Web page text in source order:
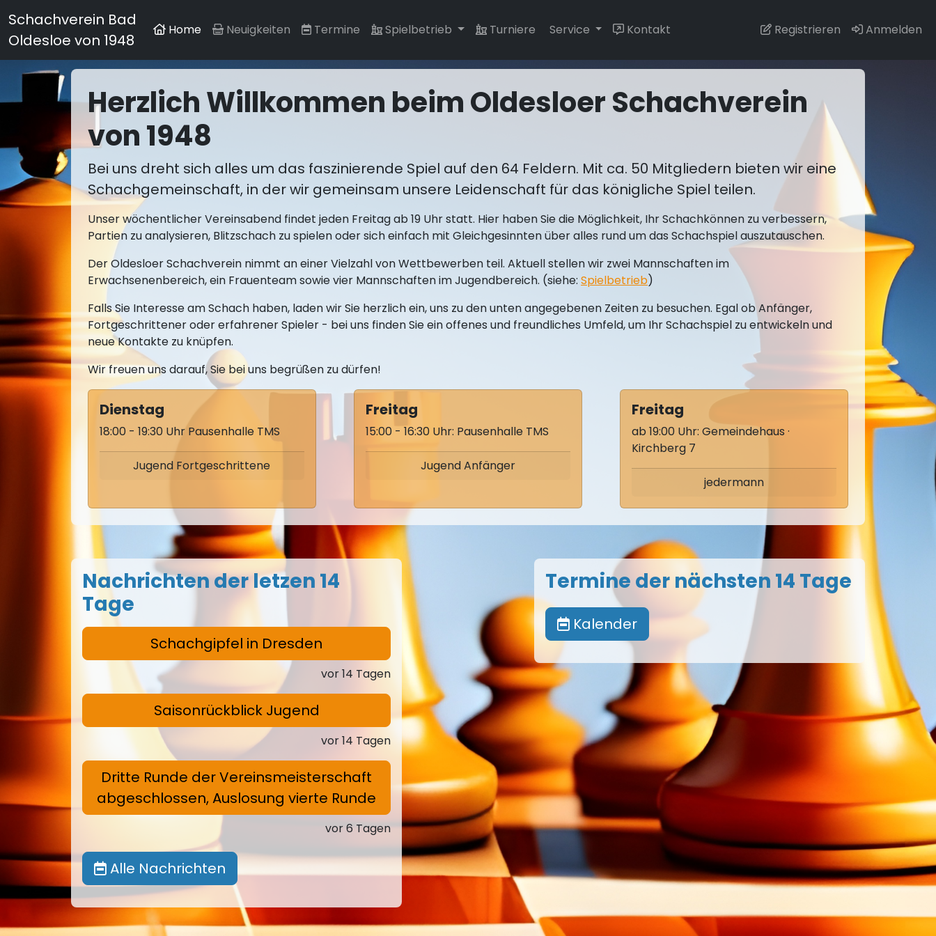
Schachverein Bad
Oldesloe von 1948
Home Neuigkeiten Termine Spielbetrieb Turniere Service Kontakt Registrieren Anmelden
Herzlich Willkommen beim Oldesloer Schachverein
von 1948
Bei uns dreht sich alles um das faszinierende Spiel auf den 64 Feldern. Mit ca. 50 Mitgliedern bieten wir eine
Schachgemeinschaft, in der wir gemeinsam unsere Leidenschaft für das königliche Spiel teilen.
Unser wöchentlicher Vereinsabend findet jeden Freitag ab 19 Uhr statt. Hier haben Sie die Möglichkeit, Ihr Schachkönnen zu verbessern,
Partien zu analysieren, Blitzschach zu spielen oder sich einfach mit Gleichgesinnten über alles rund um das Schachspiel auszutauschen.
Der Oldesloer Schachverein nimmt an einer Vielzahl von Wettbewerben teil. Aktuell stellen wir zwei Mannschaften im
Erwachsenenbereich, ein Frauenteam sowie vier Mannschaften im Jugendbereich. (siehe: Spielbetrieb)
Falls Sie Interesse am Schach haben, laden wir Sie herzlich ein, uns zu den unten angegebenen Zeiten zu besuchen. Egal ob Anfänger,
Fortgeschrittener oder erfahrener Spieler - bei uns finden Sie ein offenes und freundliches Umfeld, um Ihr Schachspiel zu entwickeln und
neue Kontakte zu knüpfen.
Wir freuen uns darauf, Sie bei uns begrüßen zu dürfen!
Dienstag
18:00 - 19:30 Uhr Pausenhalle TMS
Jugend Fortgeschrittene
Freitag
15:00 - 16:30 Uhr: Pausenhalle TMS
Jugend Anfänger
Freitag
ab 19:00 Uhr: Gemeindehaus ·
Kirchberg 7
jedermann
Nachrichten der letzen 14
Tage
Schachgipfel in Dresden
vor 14 Tagen
Saisonrückblick Jugend
vor 14 Tagen
Dritte Runde der Vereinsmeisterschaft
abgeschlossen, Auslosung vierte Runde
vor 6 Tagen
Alle Nachrichten
Termine der nächsten 14 Tage
Kalender